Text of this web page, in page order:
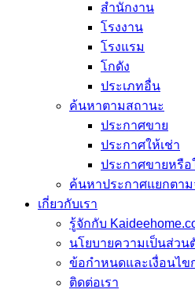
สำนักงาน
โรงงาน
โรงแรม
โกดัง
ประเภทอื่น
ค้นหาตามสถานะ
ประกาศขาย
ประกาศให้เช่า
ประกาศขายหรือ
ค้นหาประกาศแยกตา
เกี่ยวกับเรา
รู้จักกับ
นโยบายความเป็นส่วน
ข้อกำหนดและเงื่อนไข
ติดต่อเรา